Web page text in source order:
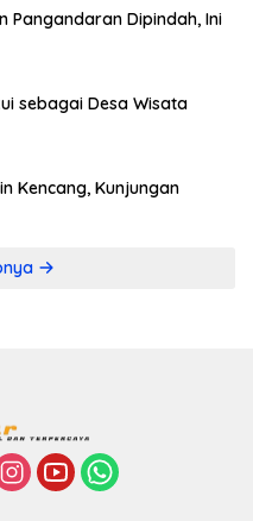
Pangandaran Dipindah, Ini
sebagai Desa Wisata
Kencang, Kunjungan